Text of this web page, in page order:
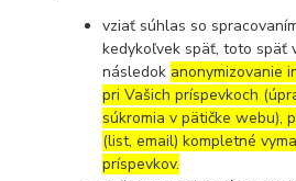
vziať súhlas so
kedykoľvek späť, toto späť
následok anonymizovanie
pri Vašich príspevkoch
súkromia v pätičke webu),
(list, email) kompletné
príspevkov.